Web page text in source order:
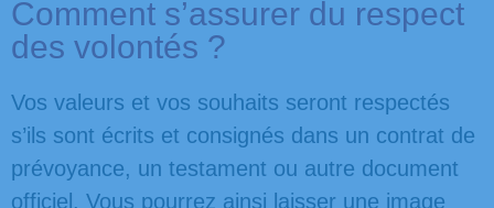
Comment s’assurer du respect
des volontés ?
Vos valeurs et vos souhaits seront respectés
s’ils sont écrits et consignés dans un contrat de
prévoyance, un testament ou autre document
officiel. Vous pourrez ainsi laisser une image